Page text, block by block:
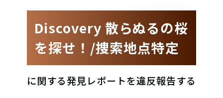
Discovery 散らぬるの桜
を探せ！/捜索地点特定
に関する発見レポートを違反報告する